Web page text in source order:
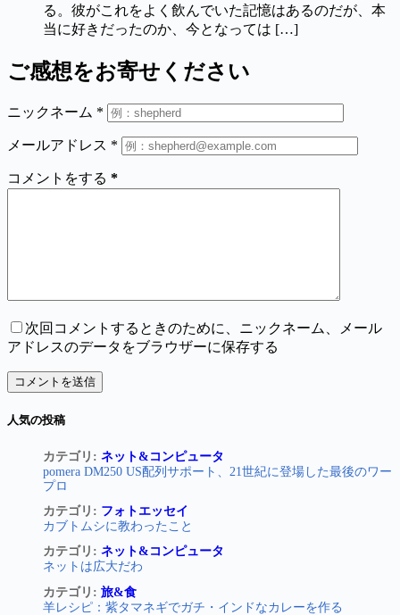
る。彼がこれをよく飲んでいた記憶はあるのだが、本
当に好きだったのか、今となっては […]
ご感想をお寄せください
ニックネーム *
メールアドレス *
コメントをする *
次回コメントするときのために、ニックネーム、メール
アドレスのデータをブラウザーに保存する
コメントを送信
人気の投稿
pomera DM250 US配列サポート、21世紀に登場した最後のワー
プロ
カテゴリ: ネット&コンピュータ
カブトムシに教わったこと
カテゴリ: フォトエッセイ
ネットは広大だわ
カテゴリ: ネット&コンピュータ
羊レシピ：紫タマネギでガチ・インドなカレーを作る
カテゴリ: 旅&食